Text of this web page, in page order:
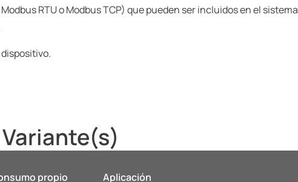
RTU o Modbus TCP) que pueden ser incluidos en el sistema
propio Aplicación